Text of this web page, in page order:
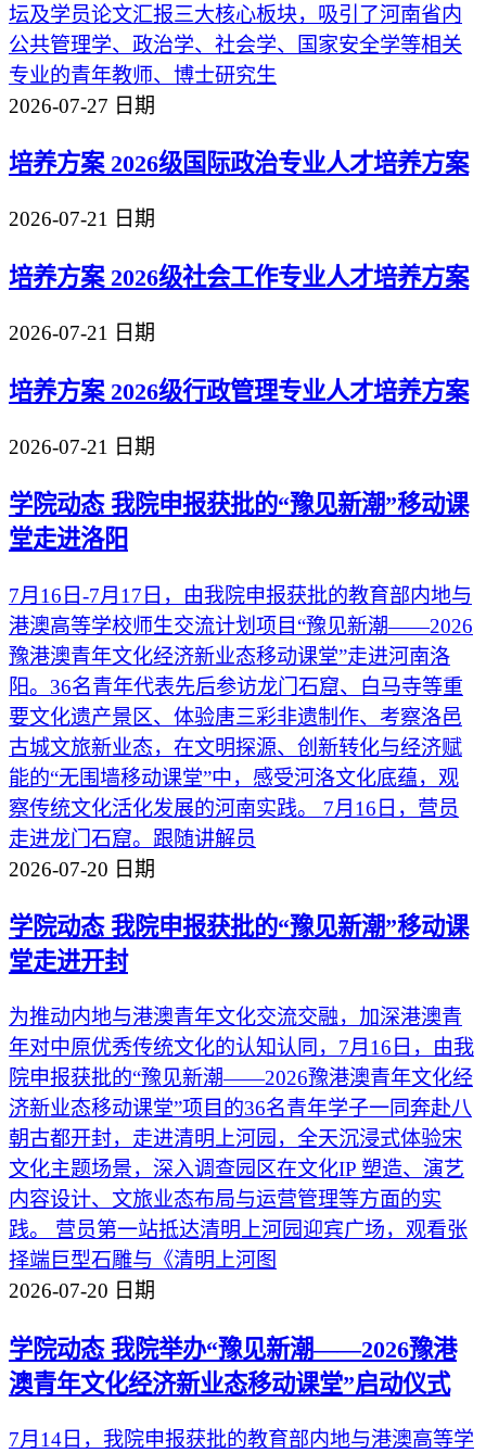
坛及学员论文汇报三大核心板块，吸引了河南省内
公共管理学、政治学、社会学、国家安全学等相关
专业的青年教师、博士研究生
2026-07-27 日期
培养方案 2026级国际政治专业人才培养方案
2026-07-21 日期
培养方案 2026级社会工作专业人才培养方案
2026-07-21 日期
培养方案 2026级行政管理专业人才培养方案
2026-07-21 日期
学院动态 我院申报获批的“豫见新潮”移动课
堂走进洛阳
7月16日-7月17日，由我院申报获批的教育部内地与
港澳高等学校师生交流计划项目“豫见新潮——2026
豫港澳青年文化经济新业态移动课堂”走进河南洛
阳。36名青年代表先后参访龙门石窟、白马寺等重
要文化遗产景区、体验唐三彩非遗制作、考察洛邑
古城文旅新业态，在文明探源、创新转化与经济赋
能的“无围墙移动课堂”中，感受河洛文化底蕴，观
察传统文化活化发展的河南实践。 7月16日，营员
走进龙门石窟。跟随讲解员
2026-07-20 日期
学院动态 我院申报获批的“豫见新潮”移动课
堂走进开封
为推动内地与港澳青年文化交流交融，加深港澳青
年对中原优秀传统文化的认知认同，7月16日，由我
院申报获批的“豫见新潮——2026豫港澳青年文化经
济新业态移动课堂”项目的36名青年学子一同奔赴八
朝古都开封，走进清明上河园，全天沉浸式体验宋
文化主题场景，深入调查园区在文化IP 塑造、演艺
内容设计、文旅业态布局与运营管理等方面的实
践。 营员第一站抵达清明上河园迎宾广场，观看张
择端巨型石雕与《清明上河图
2026-07-20 日期
学院动态 我院举办“豫见新潮——2026豫港
澳青年文化经济新业态移动课堂”启动仪式
7月14日，我院申报获批的教育部内地与港澳高等学